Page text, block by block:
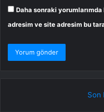
Daha sonraki
adresim ve site adresim bu
Son